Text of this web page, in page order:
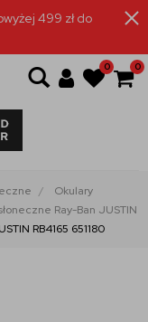
499 zł do
0 0
Okulary
Ray-Ban JUSTIN
RB4165 651180